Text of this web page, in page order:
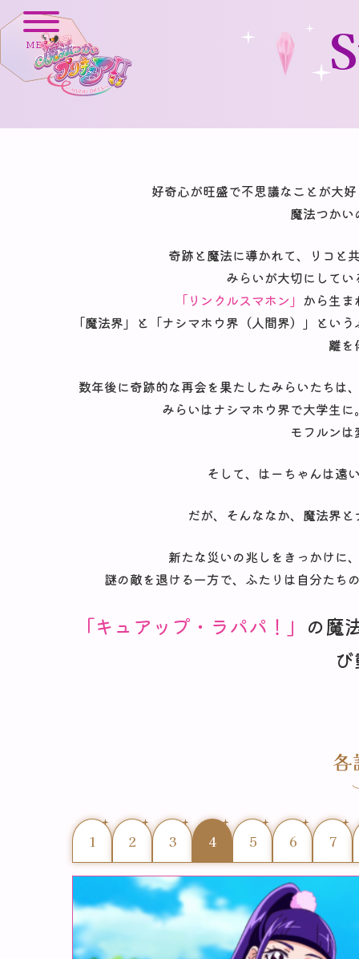
MENU
好奇心が旺盛で不思議なことが大
魔法つかい
奇跡と魔法に導かれて、リコと
みらいが大切にして
「リンクルスマホン」 から生ま
「魔法界」と「ナシマホウ界（人間界）」とい
離を
数年後に奇跡的な再会を果たしたみらいたちは
みらいはナシマホウ界で大学生
モフルン
そして、はーちゃんは
だが、そんななか、魔法界
新たな災いの兆しをきっかけに
謎の敵を退ける一方で、ふたりは自分た
「キュアップ・ラパパ！」 の魔
1 2 3 4 5 6 7